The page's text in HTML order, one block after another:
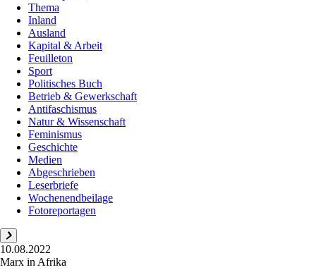
Thema
Inland
Ausland
Kapital & Arbeit
Feuilleton
Sport
Politisches Buch
Betrieb & Gewerkschaft
Antifaschismus
Natur & Wissenschaft
Feminismus
Geschichte
Medien
Abgeschrieben
Leserbriefe
Wochenendbeilage
Fotoreportagen
10.08.2022
Marx in Afrika